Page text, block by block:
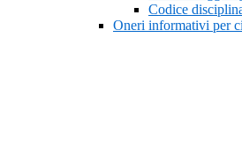
Codice
Oneri informativi per